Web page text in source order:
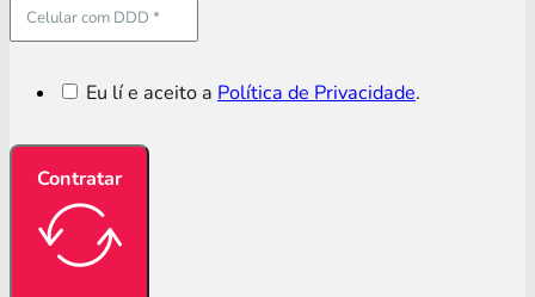
Eu lí e aceito a Política de Privacidade.
Contratar